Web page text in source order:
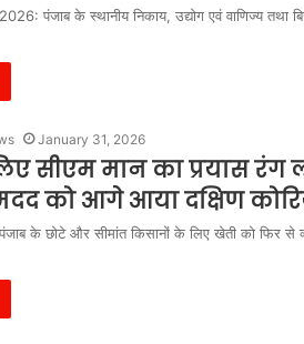
पंजाब के स्थानीय निकाय, उद्योग एवं वाणिज्य तथा
January 31, 2026
सीएम मान का प्रयास रंग
को आगे आया दक्षिण
के छोटे और सीमांत किसानों के लिए खेती को फिर से